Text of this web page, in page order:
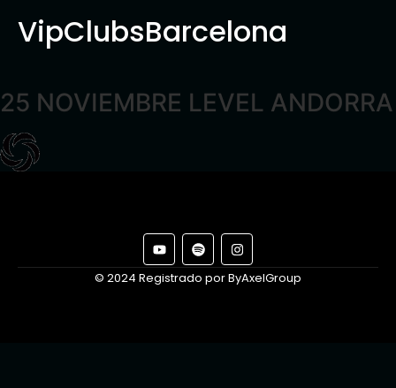
VipClubsBarcelona
25 NOVIEMBRE LEVEL ANDORRA
© 2024 Registrado por ByAxelGroup